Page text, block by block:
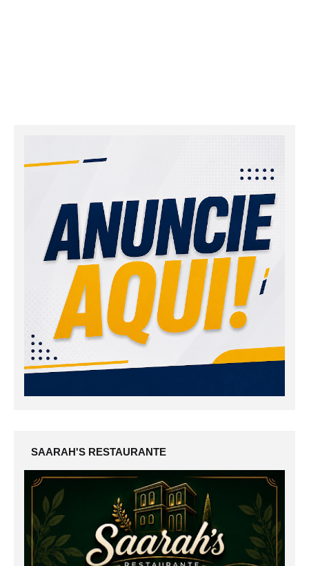
SAARAH'S RESTAURANTE